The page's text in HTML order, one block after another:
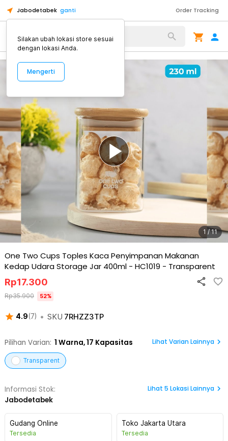
Jabodetabek ganti Order Tracking
Alat Kopi
1 / 11
One Two Cups Toples Kaca Penyimpanan Makanan
Kedap Udara Storage Jar 400ml - HC1019 - Transparent
4.9(7) • SKU 7RHZZ3TP
Rp17.300
Rp35.900 52%
Pilihan Varian: 1 Warna,17 Kapasitas Lihat Varian Lainnya
Transparent
Informasi Stok:
Jabodetabek
Lihat 5 Lokasi Lainnya
Gudang Online
Tersedia
Toko Jakarta Utara
Tersedia
Silakan ubah lokasi store sesuai
dengan lokasi Anda.
Mengerti